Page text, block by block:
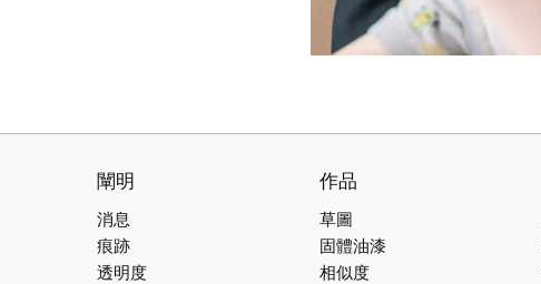
闡明
消息
痕跡
透明度
作品
草圖
固體油漆
相似度